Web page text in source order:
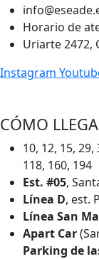
Horario de
Uriarte 2472,
Instagram
CÓMO
10, 12, 15, 29,
118, 160, 194
Est. #05,
Línea D, est.
Línea San
Apart Car
Parking de